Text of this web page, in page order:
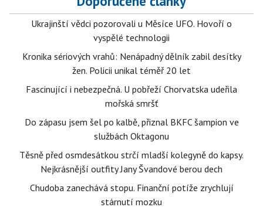
Ukrajinští vědci pozorovali u Měsíce UFO. Hovoří o
vyspělé technologii
Kronika sériových vrahů: Nenápadný dělník zabil desítky
žen. Policii unikal téměř 20 let
Fascinující i nebezpečná. U pobřeží Chorvatska udeřila
mořská smršť
Do zápasu jsem šel po kalbě, přiznal BKFC šampion ve
službách Oktagonu
Těsně před osmdesátkou strčí mladší kolegyně do kapsy.
Nejkrásnější outfity Jany Švandové berou dech
Chudoba zanechává stopu. Finanční potíže zrychlují
stárnutí mozku